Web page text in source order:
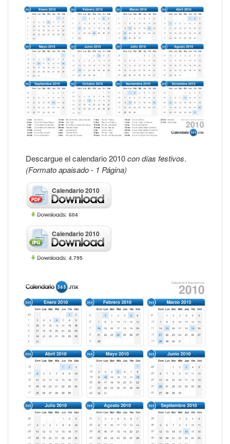
Descargue el calendario 2010con días festivos.
(Formato apaisado - 1 Página)
Calendario 2010
604
Calendario 2010
4.795